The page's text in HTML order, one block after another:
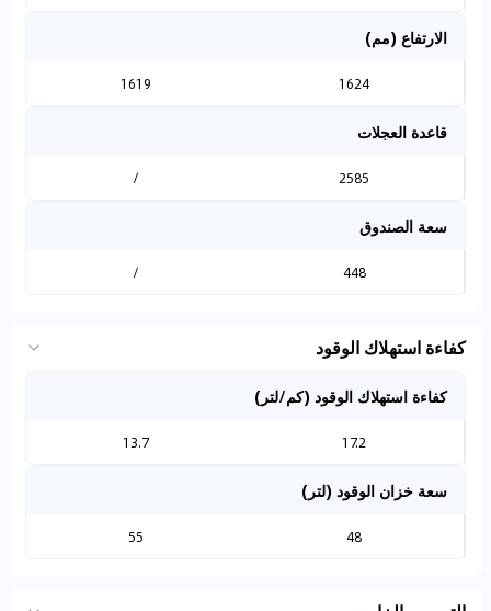
الارتفاع (مم)
1624
1619
قاعدة العجلات
2585
/
سعة الصندوق
448
/
كفاءة استهلاك الوقود
كفاءة استهلاك الوقود (كم/لتر)
17.2
13.7
سعة خزان الوقود (لتر)
48
55